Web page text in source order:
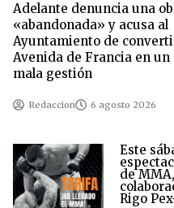
Adelante denuncia una
«abandonada» y acusa al
Ayuntamiento de
Avenida de Francia en un
mala gestión
Redaccion 6 agosto 2026
Este
de
Rigo